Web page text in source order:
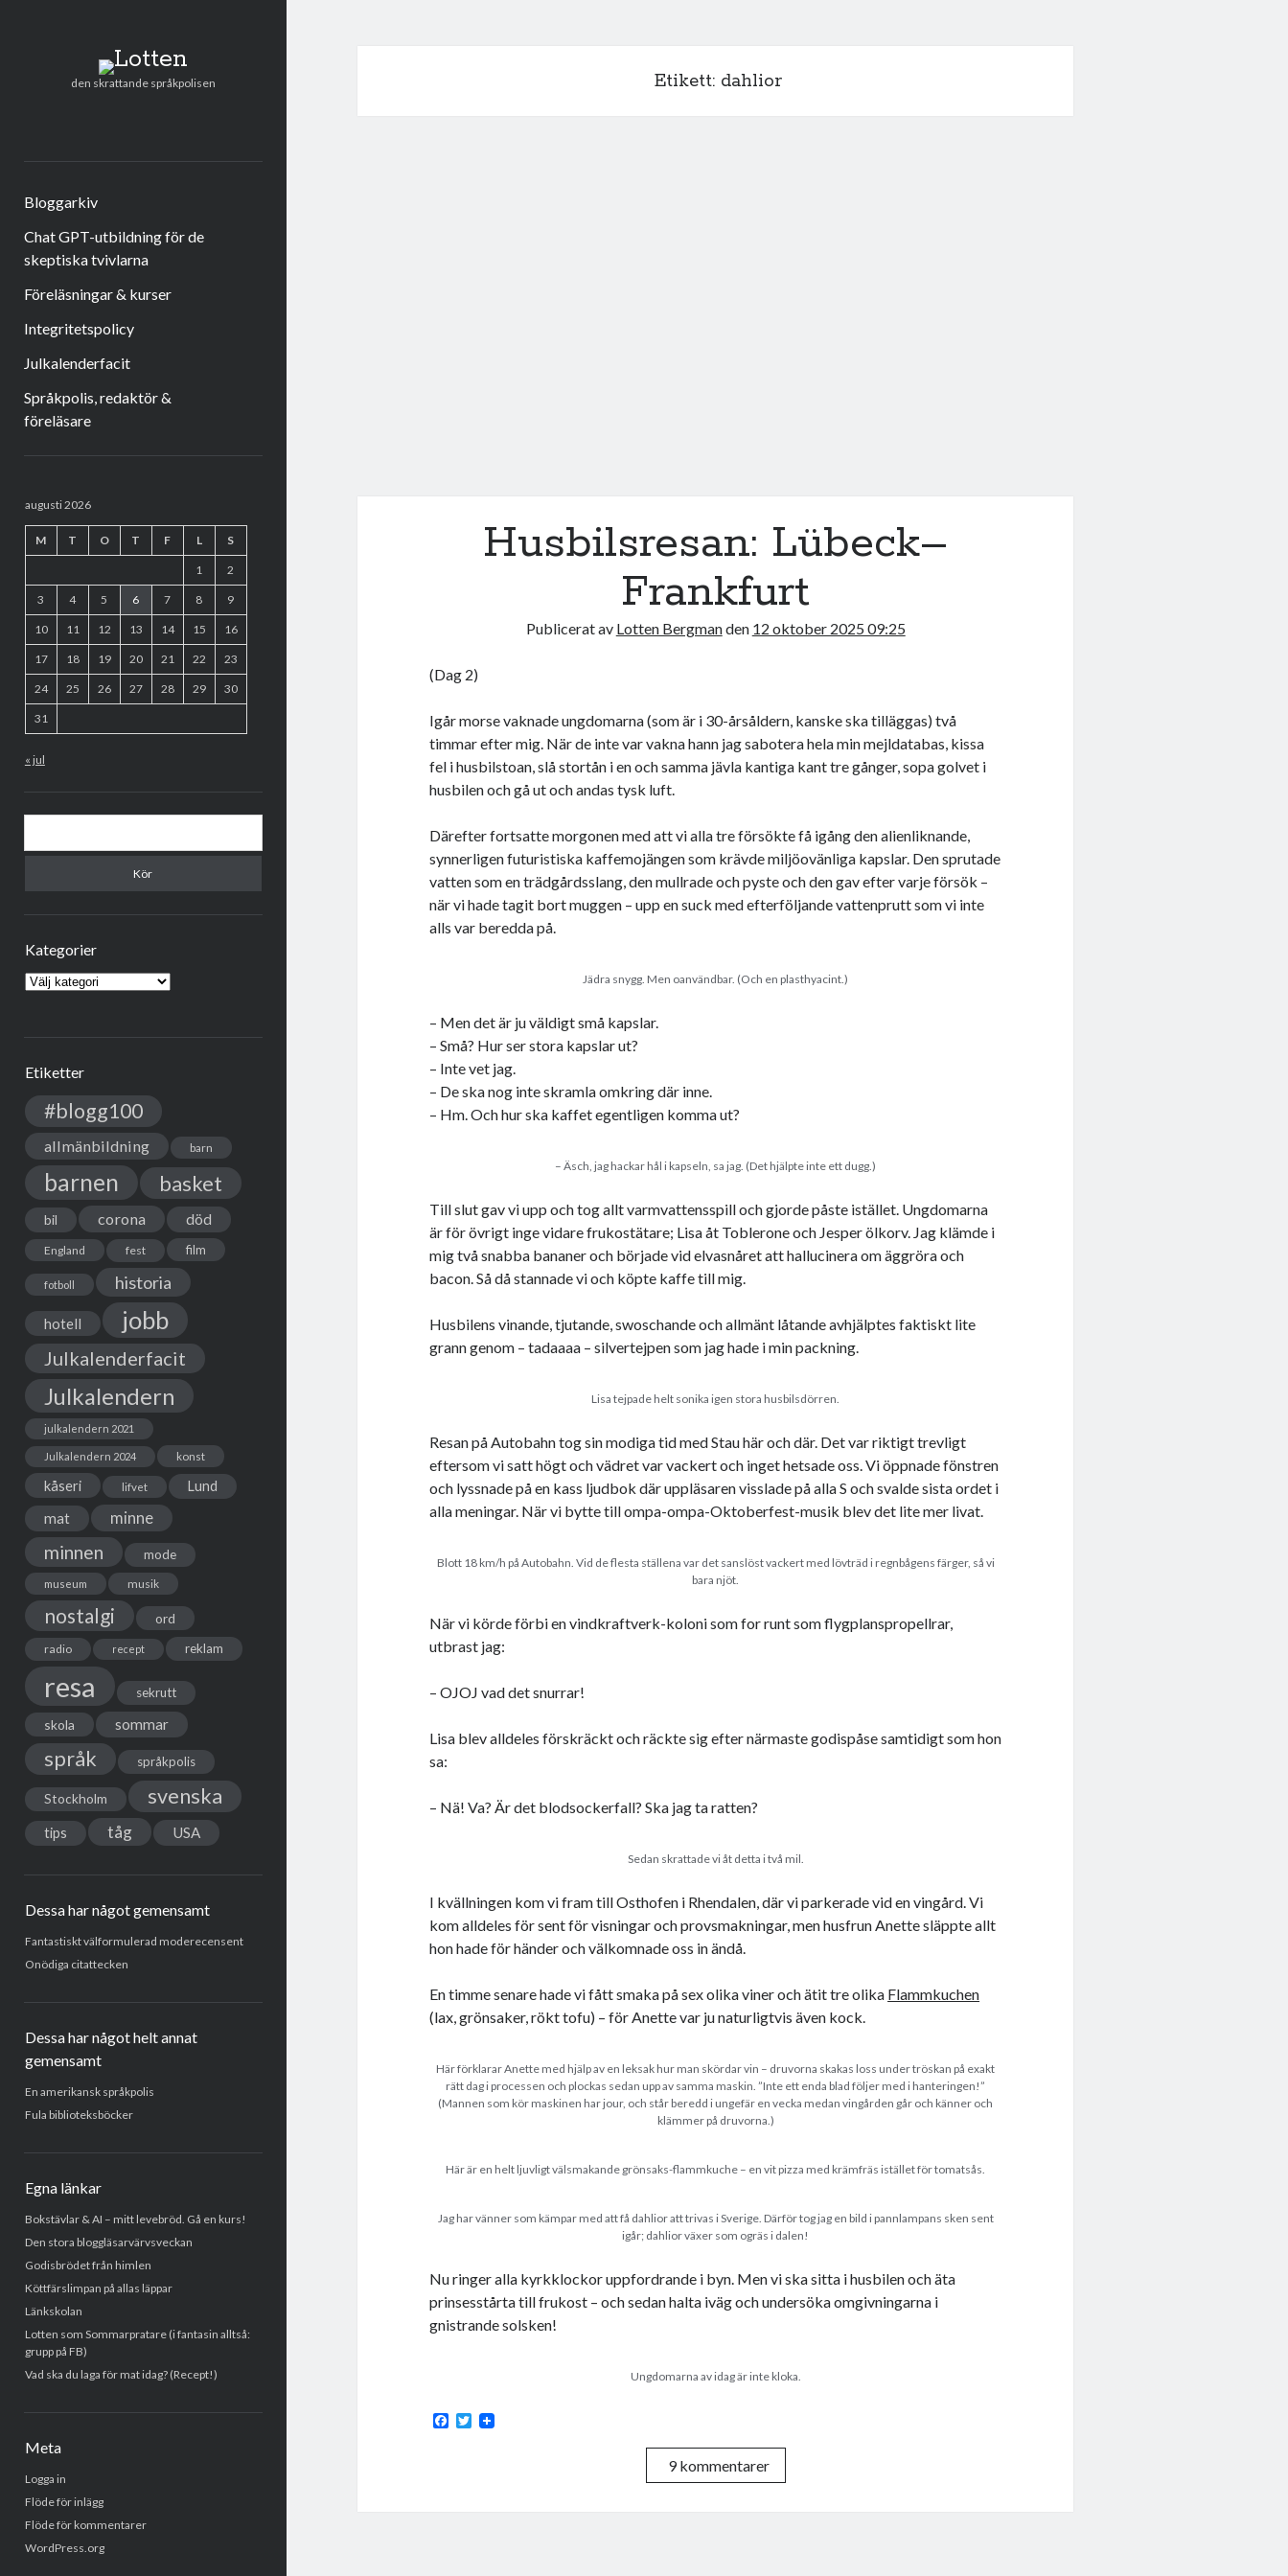
Lotten
den skrattande språkpolisen
post
Bloggarkiv
Chat GPT-utbildning för de
skeptiska tvivlarna
Föreläsningar & kurser
Integritetspolicy
Julkalenderfacit
Språkpolis, redaktör &
föreläsare
augusti 2026
M T O T F L S
1 2
3 4 5 6 7 8 9
10 11 12 13 14 15 16
17 18 19 20 21 22 23
24 25 26 27 28 29 30
31
« jul
Kategorier
Kategorier
Etiketter
#blogg100
allmänbildning barn
barnen basket
bil corona död
England fest film
fotboll historia
hotell jobb
Julkalenderfacit
Julkalendern
julkalendern 2021
Julkalendern 2024 konst
kåseri lifvet Lund
mat minne
minnen mode
museum musik
nostalgi ord
radio recept reklam
resa sekrutt
skola sommar
språk språkpolis
Stockholm svenska
tips tåg USA
Dessa har något gemensamt
Fantastiskt välformulerad moderecensent
Onödiga citattecken
Dessa har något helt annat
gemensamt
En amerikansk språkpolis
Fula biblioteksböcker
Egna länkar
Bokstävlar & AI – mitt levebröd. Gå en kurs!
Den stora bloggläsarvärvsveckan
Godisbrödet från himlen
Köttfärslimpan på allas läppar
Länkskolan
Lotten som Sommarpratare (i fantasin alltså:
grupp på FB)
Vad ska du laga för mat idag? (Recept!)
Meta
Logga in
Flöde för inlägg
Flöde för kommentarer
WordPress.org
Etikett: dahlior
Husbilsresan: Lübeck–
Frankfurt
Publicerat av Lotten Bergmanden 12 oktober 2025 09:25
(Dag 2)
Igår morse vaknade ungdomarna (som är i 30-årsåldern, kanske ska tilläggas) två
timmar efter mig. När de inte var vakna hann jag sabotera hela min mejldatabas, kissa
fel i husbilstoan, slå stortån i en och samma jävla kantiga kant tre gånger, sopa golvet i
husbilen och gå ut och andas tysk luft.
Därefter fortsatte morgonen med att vi alla tre försökte få igång den alienliknande,
synnerligen futuristiska kaffemojängen som krävde miljöovänliga kapslar. Den sprutade
vatten som en trädgårdsslang, den mullrade och pyste och den gav efter varje försök –
när vi hade tagit bort muggen – upp en suck med efterföljande vattenprutt som vi inte
alls var beredda på.
Jädra snygg. Men oanvändbar. (Och en plasthyacint.)
– Men det är ju väldigt små kapslar.
– Små? Hur ser stora kapslar ut?
– Inte vet jag.
– De ska nog inte skramla omkring där inne.
– Hm. Och hur ska kaffet egentligen komma ut?
– Äsch, jag hackar hål i kapseln, sa jag. (Det hjälpte inte ett dugg.)
Till slut gav vi upp och tog allt varmvattensspill och gjorde påste istället. Ungdomarna
är för övrigt inge vidare frukostätare; Lisa åt Toblerone och Jesper ölkorv. Jag klämde i
mig två snabba bananer och började vid elvasnåret att hallucinera om äggröra och
bacon. Så då stannade vi och köpte kaffe till mig.
Husbilens vinande, tjutande, swoschande och allmänt låtande avhjälptes faktiskt lite
grann genom – tadaaaa – silvertejpen som jag hade i min packning.
Lisa tejpade helt sonika igen stora husbilsdörren.
Resan på Autobahn tog sin modiga tid med Stau här och där. Det var riktigt trevligt
eftersom vi satt högt och vädret var vackert och inget hetsade oss. Vi öppnade fönstren
och lyssnade på en kass ljudbok där uppläsaren visslade på alla S och svalde sista ordet i
alla meningar. När vi bytte till ompa-ompa-Oktoberfest-musik blev det lite mer livat.
Blott 18 km/h på Autobahn. Vid de flesta ställena var det sanslöst vackert med lövträd i regnbågens färger, så vi
bara njöt.
När vi körde förbi en vindkraftverk-koloni som for runt som flygplanspropellrar,
utbrast jag:
– OJOJ vad det snurrar!
Lisa blev alldeles förskräckt och räckte sig efter närmaste godispåse samtidigt som hon
sa:
– Nä! Va? Är det blodsockerfall? Ska jag ta ratten?
Sedan skrattade vi åt detta i två mil.
I kvällningen kom vi fram till Osthofen i Rhendalen, där vi parkerade vid en vingård. Vi
kom alldeles för sent för visningar och provsmakningar, men husfrun Anette släppte allt
hon hade för händer och välkomnade oss in ändå.
En timme senare hade vi fått smaka på sex olika viner och ätit tre olika Flammkuchen
(lax, grönsaker, rökt tofu) – för Anette var ju naturligtvis även kock.
Här förklarar Anette med hjälp av en leksak hur man skördar vin – druvorna skakas loss under tröskan på exakt
rätt dag i processen och plockas sedan upp av samma maskin. ”Inte ett enda blad följer med i hanteringen!”
(Mannen som kör maskinen har jour, och står beredd i ungefär en vecka medan vingården går och känner och
klämmer på druvorna.)
Här är en helt ljuvligt välsmakande grönsaks-flammkuche – en vit pizza med krämfräs istället för tomatsås.
Jag har vänner som kämpar med att få dahlior att trivas i Sverige. Därför tog jag en bild i pannlampans sken sent
igår; dahlior växer som ogräs i dalen!
Nu ringer alla kyrkklockor uppfordrande i byn. Men vi ska sitta i husbilen och äta
prinsesstårta till frukost – och sedan halta iväg och undersöka omgivningarna i
gnistrande solsken!
Ungdomarna av idag är inte kloka.
F
T
9 kommentarer